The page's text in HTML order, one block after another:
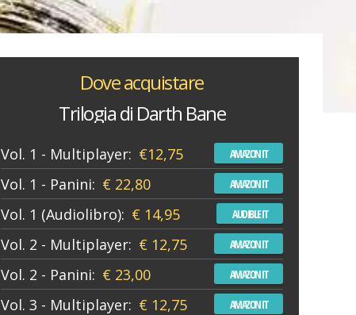
Dove acquistare
Trilogia di Darth Bane
Vol. 1 - Multiplayer: €12,75 AMAZON IT
Vol. 1 - Panini: € 22,80 AMAZON IT
Vol. 1 (Audiolibro): € 14,95 AUDIBLE IT
Vol. 2 - Multiplayer: € 12,75 AMAZON IT
Vol. 2 - Panini: € 23,00 AMAZON IT
Vol. 3 - Multiplayer: € 12,75 AMAZON IT